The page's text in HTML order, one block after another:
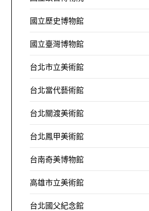
國立歷史博物館
國立臺灣博物館
台北市立美術館
台北當代藝術館
台北關渡美術館
台北鳳甲美術館
台南奇美博物館
高雄市立美術館
台北國父紀念館